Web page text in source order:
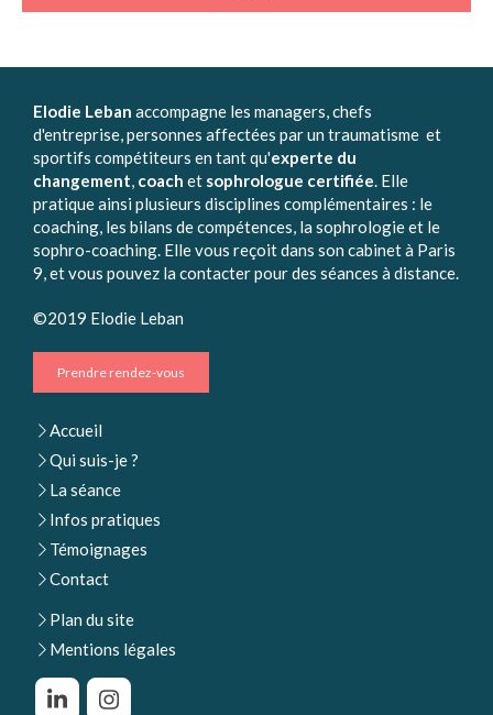
Elodie Leban accompagne les managers, chefs
d'entreprise, personnes affectées par un traumatisme et
sportifs compétiteurs en tant qu'experte du
changement, coach et sophrologue certifiée. Elle
pratique ainsi plusieurs disciplines complémentaires : le
coaching, les bilans de compétences, la sophrologie et le
sophro-coaching. Elle vous reçoit dans son cabinet à Paris
9, et vous pouvez la contacter pour des séances à distance.
©2019 Elodie Leban
Prendre rendez-vous
Accueil
Qui suis-je ?
La séance
Infos pratiques
Témoignages
Contact
Plan du site
Mentions légales